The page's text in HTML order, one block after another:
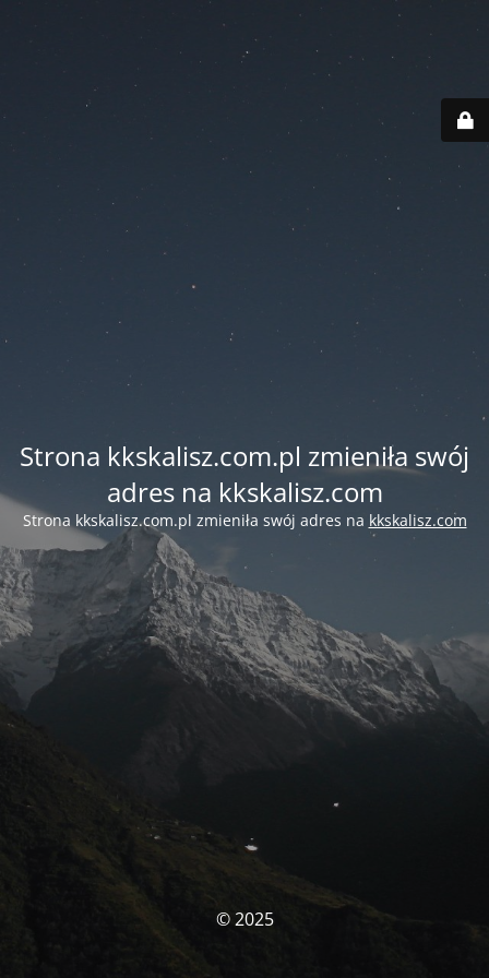
Strona kkskalisz.com.pl zmieniła swój
adres na kkskalisz.com
Strona kkskalisz.com.pl zmieniła swój adres na kkskalisz.com
© 2025